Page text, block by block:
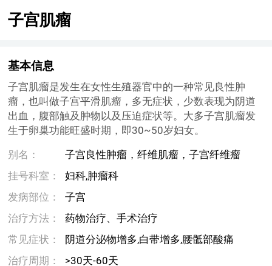
子宫肌瘤
基本信息
子宫肌瘤是发生在女性生殖器官中的一种常见良性肿
瘤，也叫做子宫平滑肌瘤，多无症状，少数表现为阴道
出血，腹部触及肿物以及压迫症状等。大多子宫肌瘤发
生于卵巢功能旺盛时期，即30~50岁妇女。
别名：
子宫良性肿瘤，纤维肌瘤，子宫纤维瘤
挂号科室：
妇科,肿瘤科
发病部位：
子宫
治疗方法：
药物治疗、手术治疗
常见症状：
阴道分泌物增多,白带增多,腰骶部酸痛
治疗周期：
>30天-60天